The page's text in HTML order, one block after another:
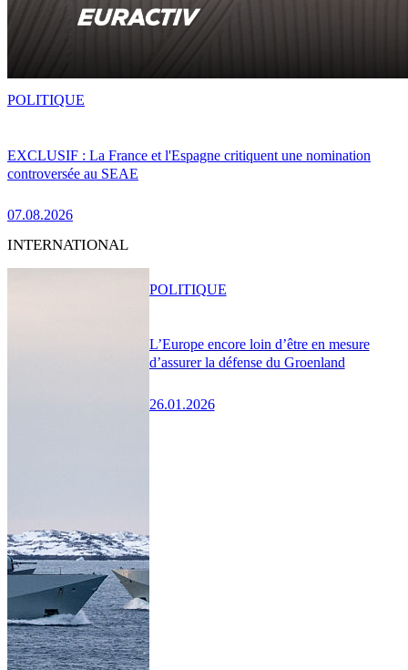
EXCLUSIF : La France et l'Espagne critiquent une nomination
controversée au SEAE
07.08.2026
POLITIQUE
INTERNATIONAL
L’Europe encore loin d’être en mesure
d’assurer la défense du Groenland
26.01.2026
POLITIQUE